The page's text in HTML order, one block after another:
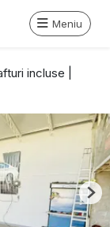
Meniu
incluse |